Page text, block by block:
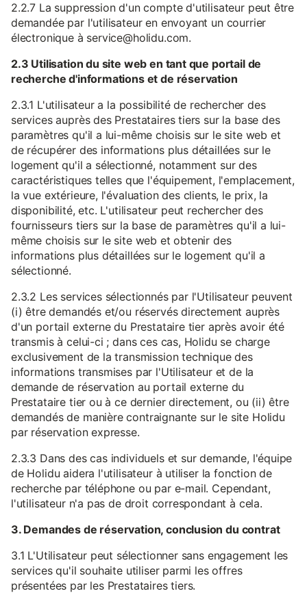
2.2.7 La suppression d'un compte d'utilisateur peut être
demandée par l'utilisateur en envoyant un courrier
électronique à service@holidu.com.
2.3 Utilisation du site web en tant que portail de
recherche d'informations et de réservation
2.3.1 L'utilisateur a la possibilité de rechercher des
services auprès des Prestataires tiers sur la base des
paramètres qu'il a lui-même choisis sur le site web et
de récupérer des informations plus détaillées sur le
logement qu'il a sélectionné, notamment sur des
caractéristiques telles que l'équipement, l'emplacement,
la vue extérieure, l'évaluation des clients, le prix, la
disponibilité, etc. L'utilisateur peut rechercher des
fournisseurs tiers sur la base de paramètres qu'il a lui-
même choisis sur le site web et obtenir des
informations plus détaillées sur le logement qu'il a
sélectionné.
2.3.2 Les services sélectionnés par l'Utilisateur peuvent
(i) être demandés et/ou réservés directement auprès
d'un portail externe du Prestataire tier après avoir été
transmis à celui-ci ; dans ces cas, Holidu se charge
exclusivement de la transmission technique des
informations transmises par l'Utilisateur et de la
demande de réservation au portail externe du
Prestataire tier ou à ce dernier directement, ou (ii) être
demandés de manière contraignante sur le site Holidu
par réservation expresse.
2.3.3 Dans des cas individuels et sur demande, l'équipe
de Holidu aidera l'utilisateur à utiliser la fonction de
recherche par téléphone ou par e-mail. Cependant,
l'utilisateur n'a pas de droit correspondant à cela.
3. Demandes de réservation, conclusion du contrat
3.1 L'Utilisateur peut sélectionner sans engagement les
services qu'il souhaite utiliser parmi les offres
présentées par les Prestataires tiers.